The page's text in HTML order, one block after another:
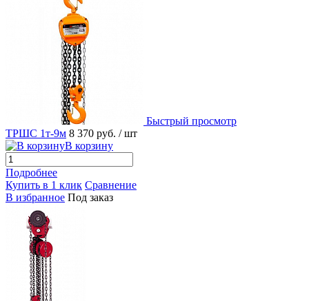
Быстрый просмотр
ТРШС 1т-9м 8 370 руб. / шт
В корзину
Подробнее
Купить в 1 клик Сравнение
В избранное Под заказ